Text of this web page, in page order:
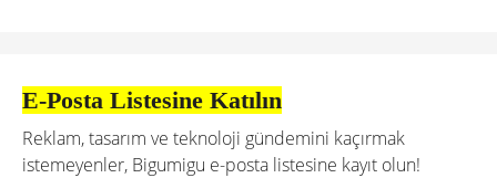
E-Posta Listesine Katılın
Reklam, tasarım ve teknoloji gündemini kaçırmak
istemeyenler, Bigumigu e-posta listesine kayıt olun!